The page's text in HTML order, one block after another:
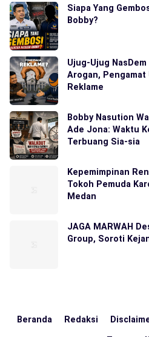
Siapa Yang
Bobby?
Ujug-Ujug
Arogan, Pengamat
Reklame
Bobby Nasution
Ade Jona: Waktu
Terbuang Sia-sia
Kepemimpinan
Tokoh Pemuda
Medan
JAGA MARWAH
Group, Soroti
Beranda Redaksi